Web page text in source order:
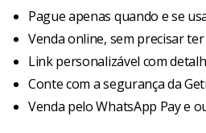
Pague apenas quando e se
Venda online, sem precisar
Link personalizável com
Conte com a segurança da
Venda pelo WhatsApp Pay e